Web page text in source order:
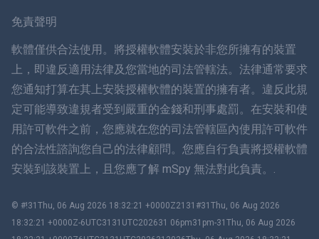
ภาษาไทย
簡体中文
丹麥語
हिंदी
עברית
免責聲明
軟體僅供合法使用。將授權軟體安裝於非您所擁有的裝置
上，即違反適用法律及您當地的司法管轄法。法律通常要求
您通知打算在其上安裝授權軟體的裝置的擁有者。違反此規
定可能導致違規者受到嚴重的金錢和刑事處罰。在安裝和使
用許可軟件之前，您應就在您的司法管轄區內使用許可軟件
的合法性諮詢您自己的法律顧問。您應自行負責將授權軟體
安裝到該裝置上，且您應了解 mSpy 無法對此負責。.
© #!31Thu, 06 Aug 2026 18:32:21 +0000Z2131#31Thu, 06 Aug 2026
18:32:21 +0000Z-6UTC3131UTC202631 06pm31pm-31Thu, 06 Aug 2026